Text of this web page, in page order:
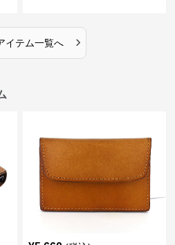
イテム一覧へ ›